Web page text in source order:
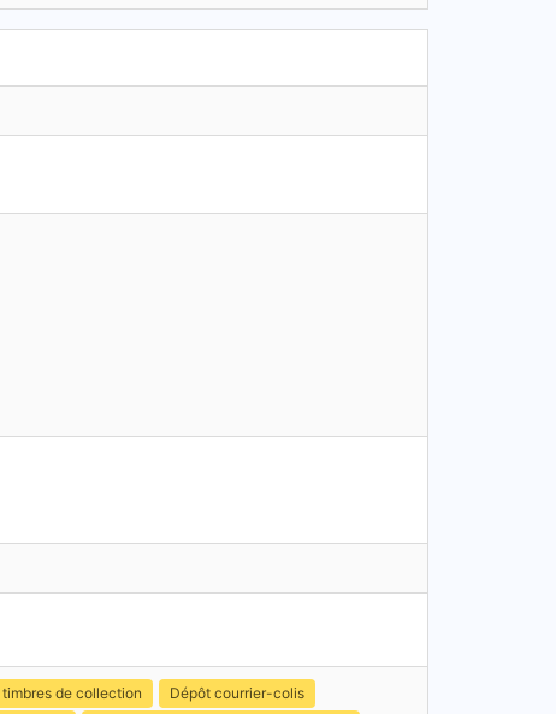
timbres de collection
Dépôt courrier-colis